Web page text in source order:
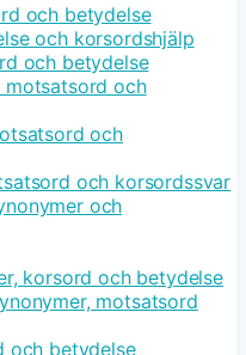
och betydelse
och korsordshjälp
och betydelse
motsatsord och
och
och korsordssvar
och
korsord och betydelse
motsatsord
och betydelse